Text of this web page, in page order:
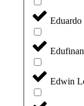
Eduardo
Edwin